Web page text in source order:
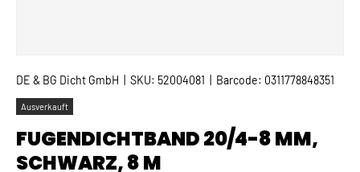
DE & BG Dicht GmbH SKU: 52004081 Barcode: 0311778848351
Ausverkauft
FUGENDICHTBAND 20/4-8 MM,
SCHWARZ, 8 M